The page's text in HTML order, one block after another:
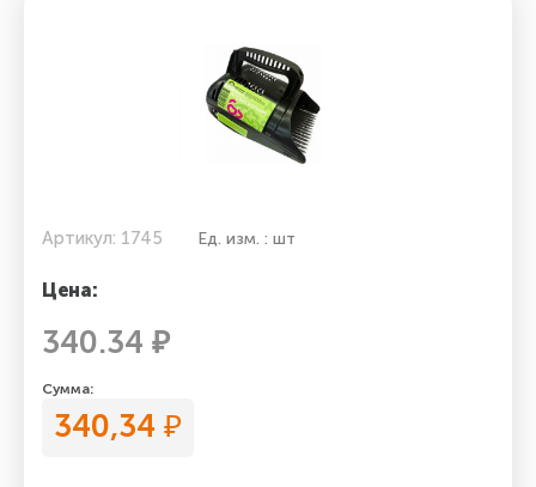
Артикул: 1745 Ед. изм. : шт
Цена:
340.34 ₽
Сумма:
340,34 ₽